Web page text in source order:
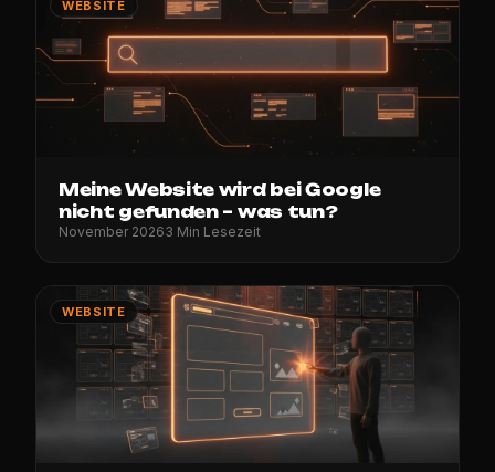
WEBSITE
Meine Website wird bei Google
nicht gefunden – was tun?
November 20263 Min Lesezeit
WEBSITE